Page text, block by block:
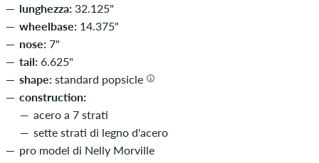
lunghezza: 32.125"
wheelbase: 14.375"
nose: 7"
tail: 6.625"
shape: standard popsicle
construction:
acero a 7 strati
sette strati di legno d'acero
pro model di Nelly Morville